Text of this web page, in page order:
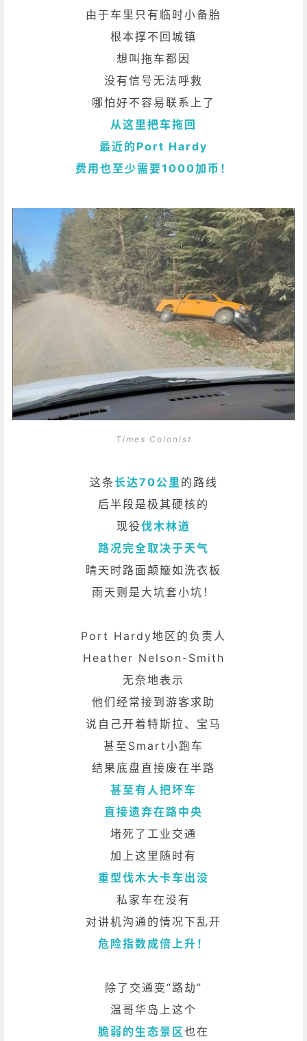
由于车里只有临时小备胎
根本撑不回城镇
想叫拖车都因
没有信号无法呼救
哪怕好不容易联系上了
从这里把车拖回
最近的Port Hardy
费用也至少需要1000加币！
Times Colonist
这条长达70公里 的路线
后半段是极其硬核的
现役伐木林道
路况完全取决于天气
晴天时路面颠簸如洗衣板
雨天则是大坑套小坑！
Port Hardy地区的负责人
Heather Nelson-Smith
无奈地表示
他们经常接到游客求助
说自己开着特斯拉、宝马
甚至Smart小跑车
结果底盘直接废在半路
甚至有人把坏车
直接遗弃在路中央
堵死了工业交通
加上这里随时有
重型伐木大卡车出没
私家车在没有
对讲机沟通的情况下乱开
危险指数成倍上升！
除了交通变“路劫”
温哥华岛上这个
脆弱的生态景区也在